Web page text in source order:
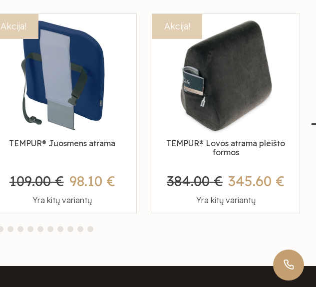
Akcija!
TEMPUR® Juosmens atrama
98.10 €
109.00 €
Yra kitų variantų
Akcija!
TEMPUR® Lovos atrama pleišto
formos
345.60 €
384.00 €
Yra kitų variantų